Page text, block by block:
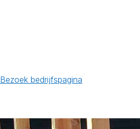
Bezoek bedrijfspagina